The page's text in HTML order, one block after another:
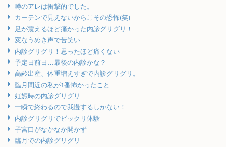
噂のアレは衝撃的でした。
カーテンで見えないからこその恐怖(笑)
足が震えるほど痛かった内診グリグリ！
変なうめき声で苦笑い
内診グリグリ！思ったほど痛くない
予定日前日…最後の内診かな？
高齢出産、体重増えすぎで内診グリグリ。
臨月間近の私が1番怖かったこと
妊娠時の内診グリグリ
一瞬で終わるので我慢するしかない！
内診グリグリでビックリ体験
子宮口がなかなか開かず
臨月での内診グリグリ